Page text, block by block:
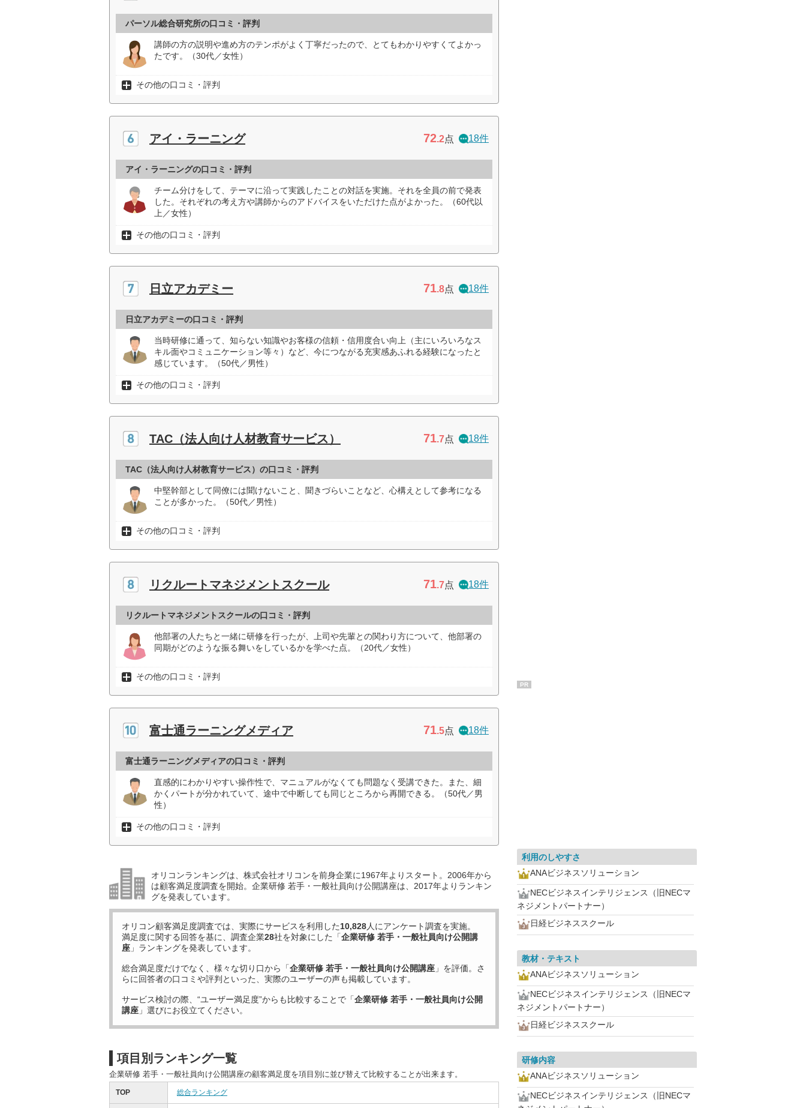
パーソル総合研究所の口コミ・評判
講師の方の説明や進め方のテンポがよく丁寧だったので、とてもわかりやすくてよかっ
たです。（30代／女性）
その他の口コミ・評判
アイ・ラーニング 72.2点 18件
アイ・ラーニングの口コミ・評判
チーム分けをして、テーマに沿って実践したことの対話を実施。それを全員の前で発表
した。それぞれの考え方や講師からのアドバイスをいただけた点がよかった。（60代以
上／女性）
その他の口コミ・評判
日立アカデミー 71.8点 18件
日立アカデミーの口コミ・評判
当時研修に通って、知らない知識やお客様の信頼・信用度合い向上（主にいろいろなス
キル面やコミュニケーション等々）など、今につながる充実感あふれる経験になったと
感じています。（50代／男性）
その他の口コミ・評判
TAC（法人向け人材教育サービス） 71.7点 18件
TAC（法人向け人材教育サービス）の口コミ・評判
中堅幹部として同僚には聞けないこと、聞きづらいことなど、心構えとして参考になる
ことが多かった。（50代／男性）
その他の口コミ・評判
リクルートマネジメントスクール 71.7点 18件
リクルートマネジメントスクールの口コミ・評判
他部署の人たちと一緒に研修を行ったが、上司や先輩との関わり方について、他部署の
同期がどのような振る舞いをしているかを学べた点。（20代／女性）
その他の口コミ・評判
富士通ラーニングメディア 71.5点 18件
富士通ラーニングメディアの口コミ・評判
直感的にわかりやすい操作性で、マニュアルがなくても問題なく受講できた。また、細
かくパートが分かれていて、途中で中断しても同じところから再開できる。（50代／男
性）
その他の口コミ・評判
オリコンランキングは、株式会社オリコンを前身企業に1967年よりスタート。2006年から
は顧客満足度調査を開始。企業研修 若手・一般社員向け公開講座は、2017年よりランキン
グを発表しています。
オリコン顧客満足度調査では、実際にサービスを利用した10,828人にアンケート調査を実施。
満足度に関する回答を基に、調査企業28社を対象にした「企業研修 若手・一般社員向け公開講
座 」ランキングを発表しています。
総合満足度だけでなく、様々な切り口から「企業研修 若手・一般社員向け公開講座 」を評価。さ
らに回答者の口コミや評判といった、実際のユーザーの声も掲載しています。
サービス検討の際、“ユーザー満足度”からも比較することで「企業研修 若手・一般社員向け公開
講座 」選びにお役立てください。
項目別ランキング一覧
企業研修 若手・一般社員向け公開講座の顧客満足度を項目別に並び替えて比較することが出来ます。
TOP 総合ランキング
PR
利用のしやすさ
ANAビジネスソリューション
NECビジネスインテリジェンス（旧NECマ
ネジメントパートナー）
日経ビジネススクール
教材・テキスト
ANAビジネスソリューション
NECビジネスインテリジェンス（旧NECマ
ネジメントパートナー）
日経ビジネススクール
研修内容
ANAビジネスソリューション
NECビジネスインテリジェンス（旧NECマ